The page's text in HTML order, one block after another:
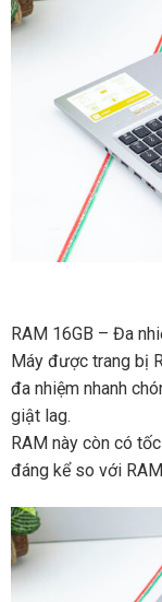
RAM 16GB – Đa
Máy được trang bị
đa nhiệm nhanh
giật lag.
RAM này còn có
đáng kể so với